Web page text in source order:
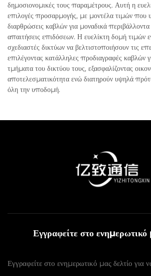
δημοσιονομικές τους παραμέτρους. Αυτή η
επιλογές προσαρμογής, με μοντέλα τιμών που
διαρθρώσεις καβλών για μοναδικά
απαιτήσεις επιδόσεων. Η ευελίκτη δομή τιμών
σχεδιαστές δικτύων να βελτιστοποιήσουν τις
επιλέγοντας κατάλληλες προδιαγραφές καβλών
τμήματα του δικτύου τους, εξασφαλίζοντας
αποτελεσματικότητα ενώ διατηρούν υψηλά
όλη την υποδομή.
Εγγραφείτε στο ενημερωτικό
Εγγραφείτε στο ενημερωτικό μας δελτίο για